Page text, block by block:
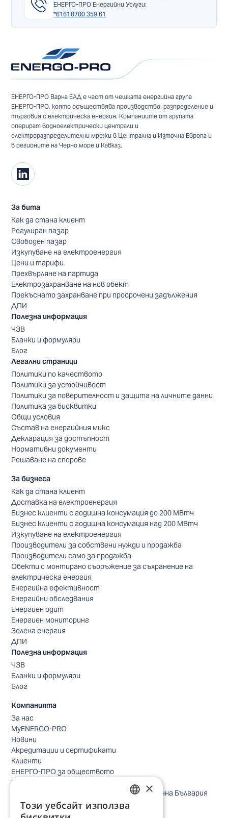
ЕНЕРГО-ПРО Енергийни Услуги:
*6161 0700 359 61
ЕНЕРГО-ПРО Варна ЕАД е част от чешката енергийна група
ЕНЕРГО-ПРО, която осъществява производство, разпределение и
търговия с електрическа енергия. Компаниите от групата
оперират водноелектрически централи и
електроразпределителни мрежи в Централна и Източна Европа и
в регионите на Черно море и Кавказ.
За бита
Как да стана клиент
Регулиран пазар
Свободен пазар
Изкупуване на електроенергия
Цени и тарифи
Прехвърляне на партида
Електрозахранване на нов обект
Прекъснато захранване при просрочени задължения
ДПИ
Полезна информация
ЧЗВ
Бланки и формуляри
Блог
Легални страници
Политики по качеството
Политики за устойчивост
Политики за поверителност и защита на личните данни
Политика за бисквитки
Общи условия
Състав на енергийния микс
Декларация за достъпност
Нормативни документи
Решаване на спорове
За бизнеса
Как да стана клиент
Доставка на електроенергия
Бизнес клиенти с годишна консумация до 200 МВтч
Бизнес клиенти с годишна консумация над 200 МВтч
Изкупуване на електроенергия
Производители за собствени нужди и продажба
Производители само за продажба
Обекти с монтирано съоръжение за съхранение на
електрическа енергия
Енергийна ефективност
Енергийни обследвания
Енергиен одит
Енергиен мониторинг
Зелена енергия
ДПИ
Полезна информация
ЧЗВ
Бланки и формуляри
Блог
Компанията
За нас
MyENERGO-PRO
Новини
Акредитации и сертификати
Клиенти
ЕНЕРГО-ПРО за обществото
Реализирани проекти
Безопасно небе за птиците в Североизточна България
Безопасност
Контакти бизнес клиенти
BULGARIAN
×
Този уебсайт използва